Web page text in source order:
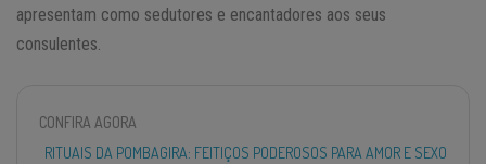
apresentam como sedutores e encantadores aos seus
consulentes.
CONFIRA AGORA
RITUAIS DA POMBAGIRA: FEITIÇOS PODEROSOS PARA AMOR E SEXO